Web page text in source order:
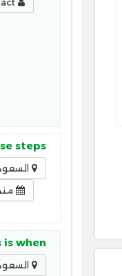
steps:
منذ 4
when